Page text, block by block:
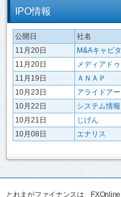
IPO情報
公開日 社名
11月20日
M&Aキャピ
11月20日
メディアドゥ
11月19日
ＡＮＡＰ
10月23日
アライドア
10月22日
システム情報
10月21日
じげん
10月08日
エナリス
とれまがファイナンスは、